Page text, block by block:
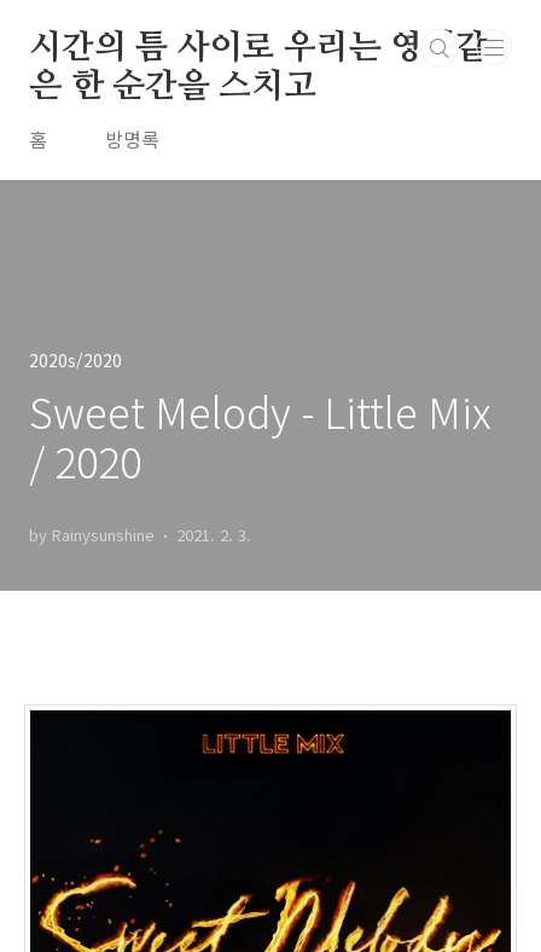
시간의 틈 사이로 우리는 영원같
은 한 순간을 스치고
홈 방명록
2020s/2020
Sweet Melody - Little Mix
/ 2020
by Rainysunshine 2021. 2. 3.